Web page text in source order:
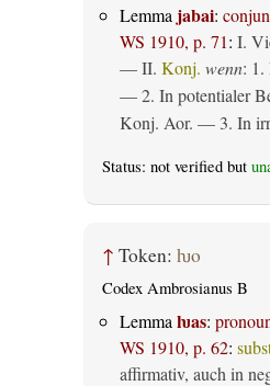
Lemma jabai:
WS 1910, p. 71: I.
— II. Konj. wenn: 1.
— 2. In potentialer
Konj. Aor. — 3. In
Status: not verified but
↑ Token: ƕo
Codex Ambrosianus B
Lemma ƕas:
WS 1910, p. 62:
affirmativ, auch in